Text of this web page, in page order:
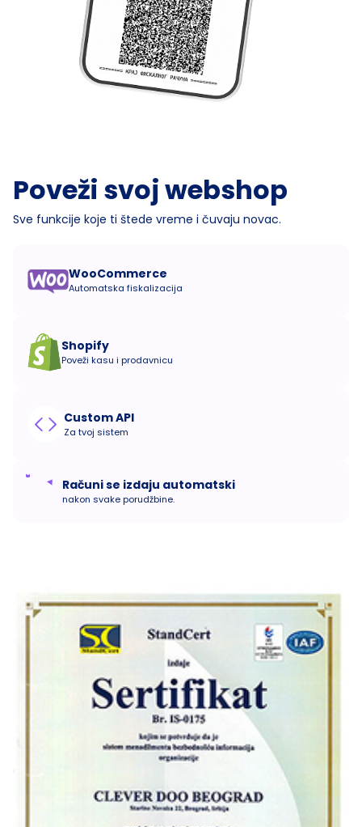
Poveži svoj webshop
Sve funkcije koje ti štede vreme i čuvaju novac.
WooCommerce
Automatska fiskalizacija
Shopify
Poveži kasu i prodavnicu
Custom API
Za tvoj sistem
Računi se izdaju automatski
nakon svake porudžbine.